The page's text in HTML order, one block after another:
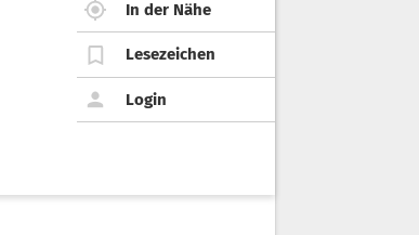
In der Nähe
Lesezeichen
Login